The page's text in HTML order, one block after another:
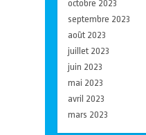
octobre 2023
septembre 2023
août 2023
juillet 2023
juin 2023
mai 2023
avril 2023
mars 2023